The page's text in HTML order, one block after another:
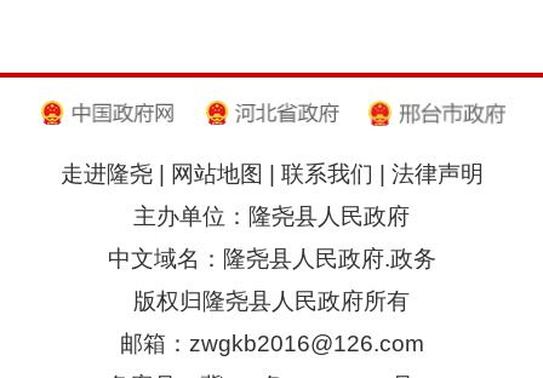
走进隆尧| 网站地图 联系我们
法律声明
主办单位：隆尧县人民政府
中文域名：隆尧县人民政府.政务
版权归隆尧县人民政府所有
邮箱：zwgkb2016@126.com